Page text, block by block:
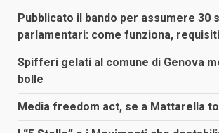
Pubblicato il bando per assumere 30
parlamentari: come funziona,
Spifferi gelati al comune di Genova
bolle
Media freedom act, se a Mattarella